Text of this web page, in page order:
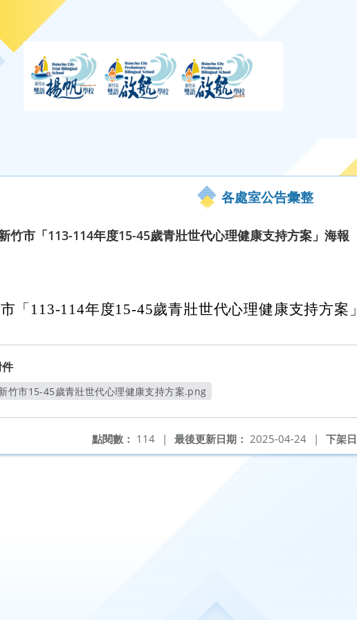
各處室公告彙整
竹市「113-114年度15-45歲青壯世代心理健康支持方案」海報
「113-114年度15-45歲青壯世代心理健康支持方案
竹市15-45歲青壯世代心理健康支持方案.png
下架
最後更新日期： 2025-04-24 |
點閱數： 114 |